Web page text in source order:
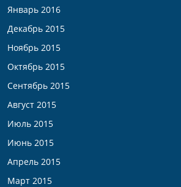
Январь 2016
Декабрь 2015
Ноябрь 2015
Октябрь 2015
Сентябрь 2015
Август 2015
Июль 2015
Июнь 2015
Апрель 2015
Март 2015